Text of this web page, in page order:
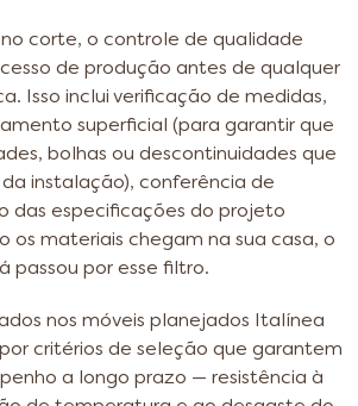
corte, o controle de qualidade
de produção antes de qualquer
Isso inclui verificação de medidas,
superficial (para garantir que
bolhas ou descontinuidades que
instalação), conferência de
das especificações do projeto
os materiais chegam na sua casa, o
passou por esse filtro.
nos móveis planejados Italínea
critérios de seleção que garantem
a longo prazo — resistência à